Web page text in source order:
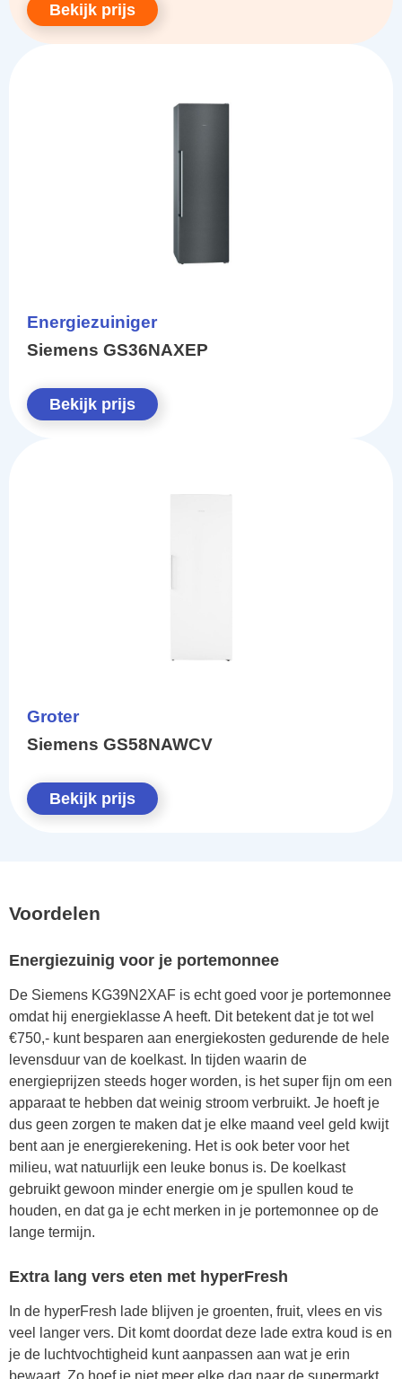
Bekijk prijs
Energiezuiniger
Siemens GS36NAXEP
Bekijk prijs
Groter
Siemens GS58NAWCV
Bekijk prijs
Voordelen
Energiezuinig voor je portemonnee
De Siemens KG39N2XAF is echt goed voor je portemonnee
omdat hij energieklasse A heeft. Dit betekent dat je tot wel
€750,- kunt besparen aan energiekosten gedurende de hele
levensduur van de koelkast. In tijden waarin de
energieprijzen steeds hoger worden, is het super fijn om een
apparaat te hebben dat weinig stroom verbruikt. Je hoeft je
dus geen zorgen te maken dat je elke maand veel geld kwijt
bent aan je energierekening. Het is ook beter voor het
milieu, wat natuurlijk een leuke bonus is. De koelkast
gebruikt gewoon minder energie om je spullen koud te
houden, en dat ga je echt merken in je portemonnee op de
lange termijn.
Extra lang vers eten met hyperFresh
In de hyperFresh lade blijven je groenten, fruit, vlees en vis
veel langer vers. Dit komt doordat deze lade extra koud is en
je de luchtvochtigheid kunt aanpassen aan wat je erin
bewaart. Zo hoef je niet meer elke dag naar de supermarkt